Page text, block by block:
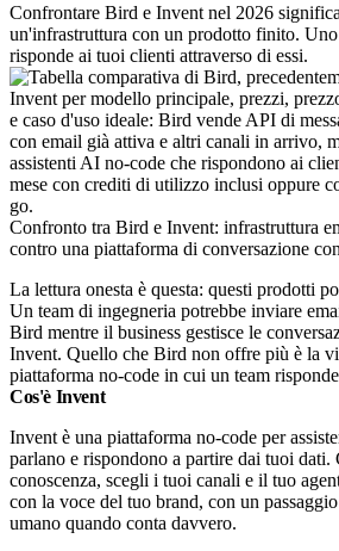
Confrontare Bird e Invent nel 2026
un'infrastruttura con un prodotto finito.
risponde ai tuoi clienti attraverso di essi.
Confronto tra Bird e Invent: infrastruttura
contro una piattaforma di conversazione
La lettura onesta è questa: questi prodotti
Un team di ingegneria potrebbe inviare
Bird mentre il business gestisce le
Invent. Quello che Bird non offre più è la
piattaforma no-code in cui un team
Cos'è Invent
Invent è una piattaforma no-code per
parlano e rispondono a partire dai tuoi
conoscenza, scegli i tuoi canali e il tuo
con la voce del tuo brand, con un
umano quando conta davvero.